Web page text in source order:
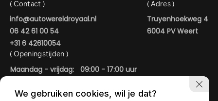
( Contact )
info@autowereldroyaal.nl
06 42 61 00 54
+31 6 42610054
( Adres )
Truyenhoekweg 4
6004 PV Weert
( Openingstijden )
Maandag - vrijdag:
09:00 - 17:00 uur
In de avonduren geopend op afspraak.
We gebruiken cookies, wil je dat?